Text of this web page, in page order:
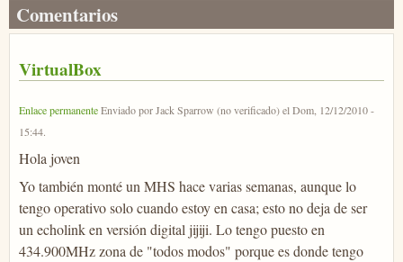
Comentarios
VirtualBox
Enlace permanenteEnviado porJack Sparrow (no verificado)elDom, 12/12/2010 -
15:44.
Hola joven
Yo también monté un MHS hace varias semanas, aunque lo
tengo operativo solo cuando estoy en casa; esto no deja de ser
un echolink en versión digital jijiji. Lo tengo puesto en
434.900MHz zona de "todos modos" porque es donde tengo